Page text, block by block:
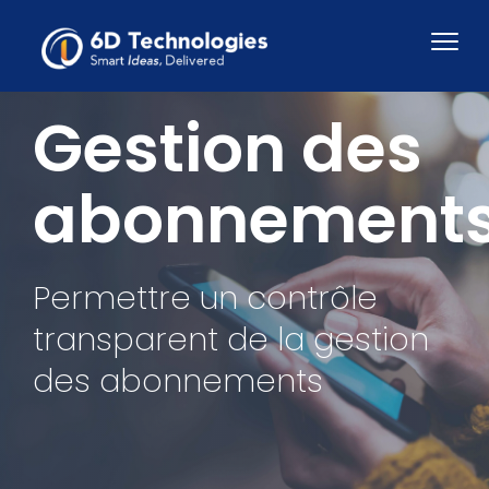
Gestion des
Permettre un contrôle
transparent de la gestion
des abonnements